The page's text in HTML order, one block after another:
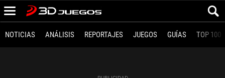
NOTICIAS ANÁLISIS REPORTAJES JUEGOS GUÍAS TOP 100